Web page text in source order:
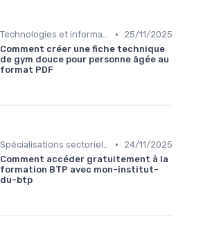
Technologies et informatique •
25/11/2025
Comment créer une fiche technique
de gym douce pour personne âgée au
format PDF
Spécialisations sectorielles •
24/11/2025
Comment accéder gratuitement à la
formation BTP avec mon-institut-
du-btp